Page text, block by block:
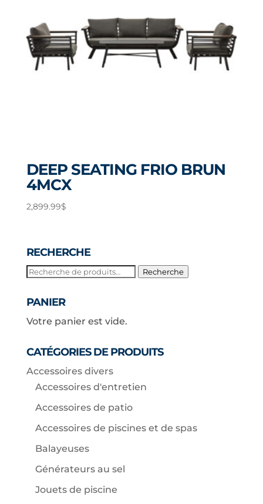
DEEP SEATING FRIO BRUN
4MCX
2,899.99$
RECHERCHE
Recherche
Recherche
PANIER
Votre panier est vide.
CATÉGORIES DE PRODUITS
Accessoires divers
Accessoires d'entretien
Accessoires de patio
Accessoires de piscines et de spas
Balayeuses
Générateurs au sel
Jouets de piscine